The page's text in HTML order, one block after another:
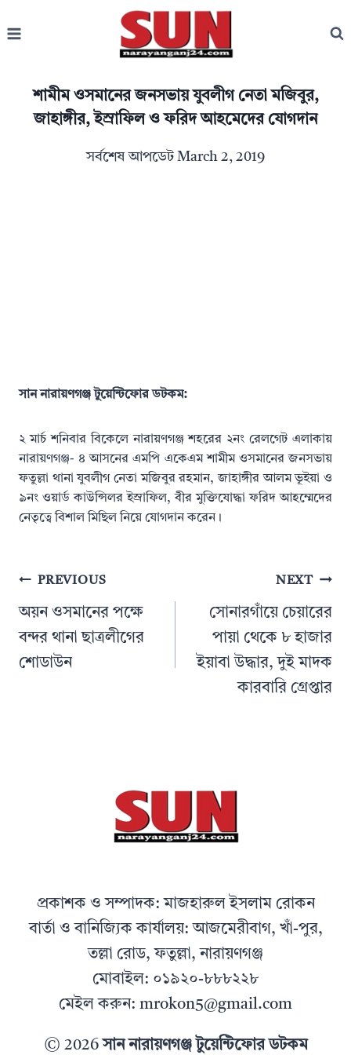
to
শামীম ওসমানের জনসভায় যুবলীগ নেতা মজিবুর,
জাহাঙ্গীর, ইস্রাফিল ও ফরিদ আহমেদের যোগদান
সর্বশেষ আপডেট March 2, 2019
সান নারায়ণগঞ্জ টুয়েন্টিফোর ডটকম:
২ মার্চ শনিবার বিকেলে নারায়ণগঞ্জ শহরের ২নং রেলগেট এলাকায়
নারায়ণগঞ্জ- ৪ আসনের এমপি একেএম শামীম ওসমানের জনসভায়
ফতুল্লা থানা যুবলীগ নেতা মজিবুর রহমান, জাহাঙ্গীর আলম ভূইয়া ও
৯নং ওয়ার্ড কাউন্সিলর ইস্রাফিল, বীর মুক্তিযোদ্ধা ফরিদ আহম্মেদের
নেতৃত্বে বিশাল মিছিল নিয়ে যোগদান করেন।
PostPREVIOUS
অয়ন ওসমানের পক্ষে
বন্দর থানা ছাত্রলীগের
শোডাউন
NEXT
সোনারগাঁয়ে চেয়ারের
পায়া থেকে ৮ হাজার
ইয়াবা উদ্ধার, দুই মাদক
কারবারি গ্রেপ্তার
প্রকাশক ও সম্পাদক: মাজহারুল ইসলাম রোকন
বার্তা ও বানিজ্যিক কার্যালয়: আজমেরীবাগ, খাঁ-পুর,
তল্লা রোড, ফতুল্লা, নারায়ণগঞ্জ
মোবাইল: ০১৯২০-৮৮৮২২৮
মেইল করুন: mrokon5@gmail.com
© 2026 সান নারায়ণগঞ্জ টুয়েন্টিফোর ডটকম